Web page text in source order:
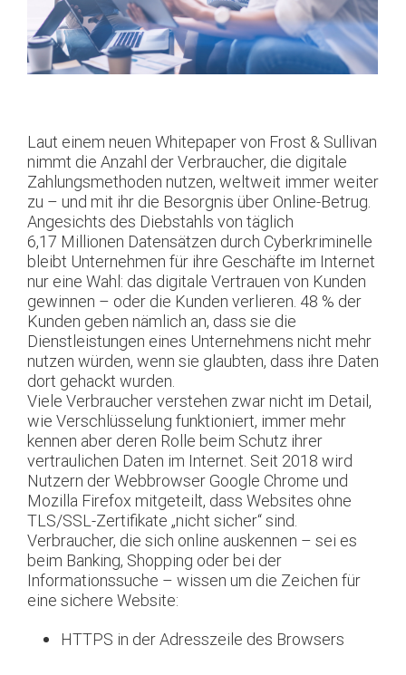
Laut einem neuen Whitepaper von Frost & Sullivan
nimmt die Anzahl der Verbraucher, die digitale
Zahlungsmethoden nutzen, weltweit immer weiter
zu – und mit ihr die Besorgnis über Online-Betrug.
Angesichts des Diebstahls von täglich
6,17 Millionen Datensätzen durch Cyberkriminelle
bleibt Unternehmen für ihre Geschäfte im Internet
nur eine Wahl: das digitale Vertrauen von Kunden
gewinnen – oder die Kunden verlieren. 48 % der
Kunden geben nämlich an, dass sie die
Dienstleistungen eines Unternehmens nicht mehr
nutzen würden, wenn sie glaubten, dass ihre Daten
dort gehackt wurden.
Viele Verbraucher verstehen zwar nicht im Detail,
wie Verschlüsselung funktioniert, immer mehr
kennen aber deren Rolle beim Schutz ihrer
vertraulichen Daten im Internet. Seit 2018 wird
Nutzern der Webbrowser Google Chrome und
Mozilla Firefox mitgeteilt, dass Websites ohne
TLS/SSL-Zertifikate „nicht sicher“ sind.
Verbraucher, die sich online auskennen – sei es
beim Banking, Shopping oder bei der
Informationssuche – wissen um die Zeichen für
eine sichere Website:
HTTPS in der Adresszeile des Browsers